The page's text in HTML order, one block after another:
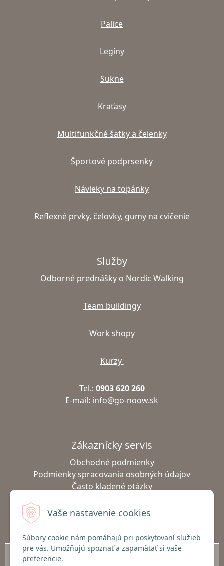
Vaše nastavenie cookies
Súbory cookie nám pomáhajú pri poskytovaní služieb
pre vás. Umožňujú spoznať a zapamätať si vaše
preferencie.
Palice
Legíny
Sukne
Kraťasy
Multifunkčné šatky a čelenky
Športové podprsenky
Návleky na topánky
Reflexné prvky, čelovky, gumy na cvičenie
Služby
Odborné prednášky o Nordic Walking
Team buildingy
Work shopy
Kurzy
Tel.: 0903 620 260
E-mail: info@go-noow.sk
Zákaznícky servis
Obchodné podmienky
Podmienky spracovania osobných údajov
Často kladené otázky
Vrátenie tovaru
© 2026 Predaj outdoor oblečenia Go-noow a Gabel palíc | Nordic Walking,
Turistika, Lyžovanie | go-noow.sk •